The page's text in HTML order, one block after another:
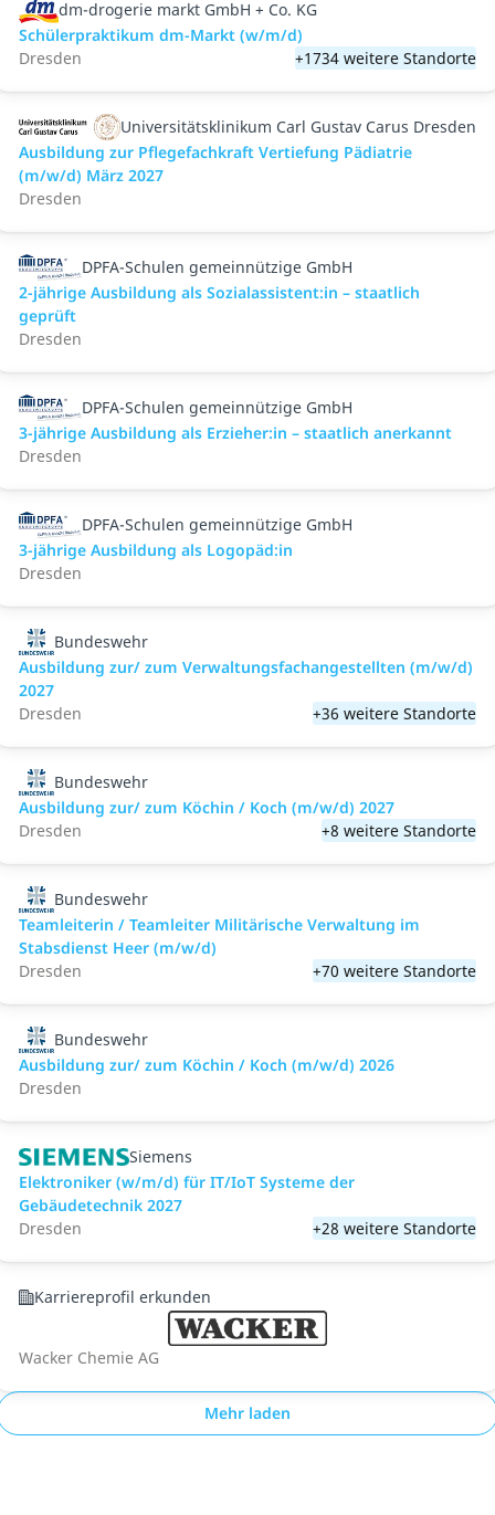
dm-drogerie markt GmbH + Co. KG
Schülerpraktikum dm-Markt (w/m/d)
Dresden
+1734 weitere Standorte
Universitätsklinikum Carl Gustav Carus Dresden
Ausbildung zur Pflegefachkraft Vertiefung Pädiatrie
(m/w/d) März 2027
Dresden
DPFA-Schulen gemeinnützige GmbH
2-jährige Ausbildung als Sozialassistent:in – staatlich
geprüft
Dresden
DPFA-Schulen gemeinnützige GmbH
3-jährige Ausbildung als Erzieher:in – staatlich anerkannt
Dresden
DPFA-Schulen gemeinnützige GmbH
3-jährige Ausbildung als Logopäd:in
Dresden
Bundeswehr
Ausbildung zur/ zum Verwaltungsfachangestellten (m/w/d)
2027
Dresden
+36 weitere Standorte
Bundeswehr
Ausbildung zur/ zum Köchin / Koch (m/w/d) 2027
Dresden
+8 weitere Standorte
Bundeswehr
Teamleiterin / Teamleiter Militärische Verwaltung im
Stabsdienst Heer (m/w/d)
Dresden
+70 weitere Standorte
Bundeswehr
Ausbildung zur/ zum Köchin / Koch (m/w/d) 2026
Dresden
Siemens
Elektroniker (w/m/d) für IT/IoT Systeme der
Gebäudetechnik 2027
Dresden
+28 weitere Standorte
Karriereprofil erkunden
Wacker Chemie AG
Mehr laden